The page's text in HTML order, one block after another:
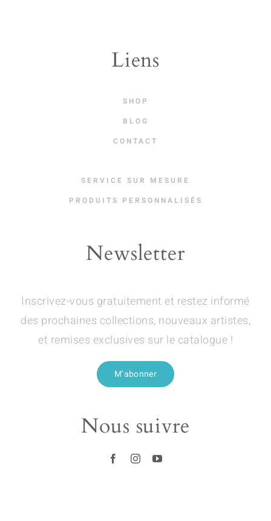
Liens
SHOP
BLOG
CONTACT
SERVICE SUR MESURE
PRODUITS PERSONNALISÉS
Newsletter
Inscrivez-vous gratuitement et restez informé
des prochaines collections, nouveaux artistes,
et remises exclusives sur le catalogue !
M’abonner
Nous suivre